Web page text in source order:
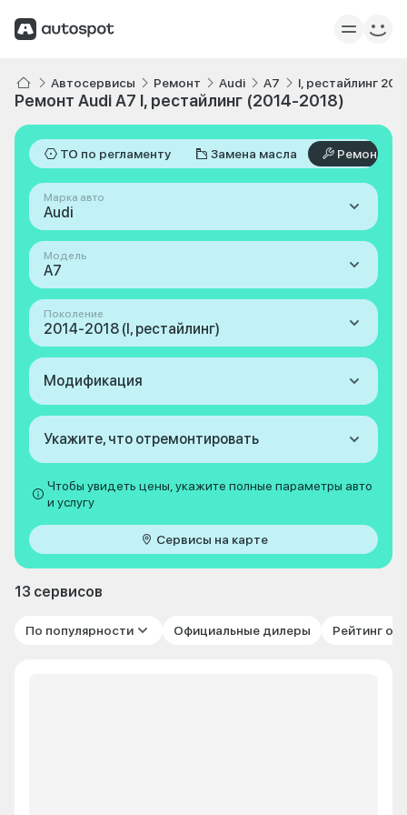
Автосервисы Ремонт Audi A7 I, рестайлинг
Ремонт Audi A7 I, рестайлинг (2014-2018)
ТО по регламенту Замена масла Ремонт
Марка авто
Audi
Модель
A7
Поколение
2014-2018 (I, рестайлинг)
Модификация
Укажите, что отремонтировать
Чтобы увидеть цены, укажите полные параметры авто
и услугу
Сервисы на карте
13 сервисов
По популярности Официальные дилеры Рейтинг